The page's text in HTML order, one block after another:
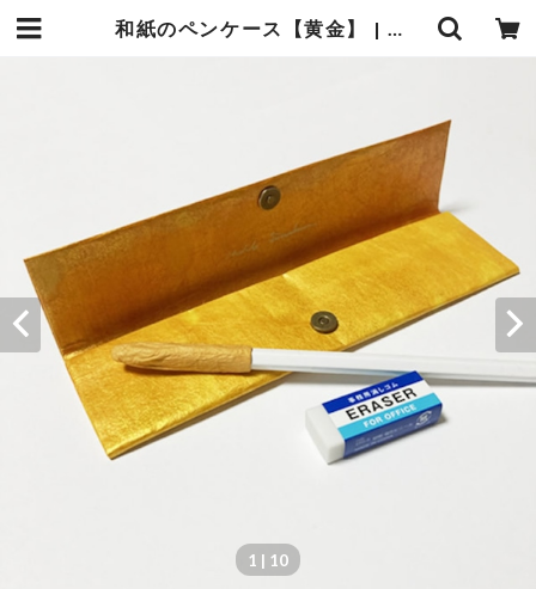
和紙のペンケース【黄金】 | 暮らしの中の和紙のかたち
1 | 10